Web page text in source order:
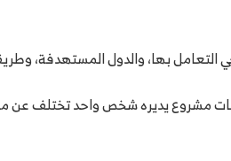
بها، والدول المستهدفة،
مشروع يديره شخص واحد